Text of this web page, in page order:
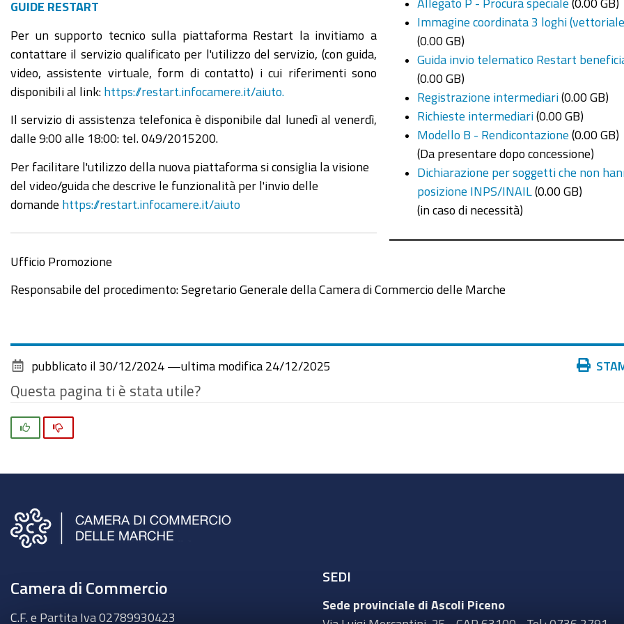
Immagine coordinata 3 loghi
(0.00 GB)
Guida invio telematico Restart
(0.00 GB)
Registrazione intermediari (0.00 GB)
Richieste intermediari (0.00 GB)
Modello B - Rendicontazione (0.00 GB)
(Da presentare dopo concessione)
Dichiarazione per soggetti che non
posizione INPS/INAIL (0.00 GB)
(in caso di necessità)
GUIDE RESTART
Per un supporto tecnico sulla piattaforma Restart la invitiamo a
contattare il servizio qualificato per l'utilizzo del servizio, (con guida,
video, assistente virtuale, form di contatto) i cui riferimenti sono
disponibili al link: https://restart.infocamere.it/aiuto.
Il servizio di assistenza telefonica è disponibile dal lunedì al venerdì,
dalle 9:00 alle 18:00: tel. 049/2015200.
Per facilitare l'utilizzo della nuova piattaforma si consiglia la visione
del video/guida che descrive le funzionalità per l'invio delle
domande https://restart.infocamere.it/aiuto
Ufficio Promozione
Responsabile del procedimento: Segretario Generale della Camera di Commercio delle Marche
Azioni
documento
pubblicato il 30/12/2024 —ultima modifica 24/12/2025
Questa pagina ti è stata utile?
Camera di Commercio
C.F. e Partita Iva 02789930423
SEDI
Sede provinciale di Ascoli Piceno